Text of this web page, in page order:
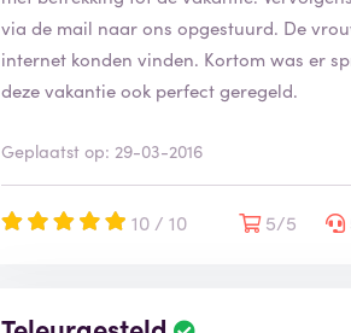
via de mail naar ons opgestuurd. De
internet konden vinden. Kortom was er
deze vakantie ook perfect geregeld.
Geplaatst op: 29-03-2016
10 / 10 5/5